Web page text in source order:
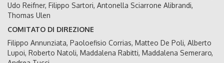
Udo Reifner, Filippo Sartori, Antonella Sciarrone Alibrandi,
Thomas Ulen
COMITATO DI DIREZIONE
Filippo Annunziata, Paoloefisio Corrias, Matteo De Poli, Alberto
Lupoi, Roberto Natoli, Maddalena Rabitti, Maddalena Semeraro,